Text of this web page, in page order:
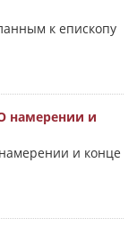
к епископу
намерении и
и конце